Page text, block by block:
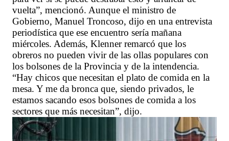
vuelta”, mencionó. Aunque el ministro de
Gobierno, Manuel Troncoso, dijo en una entrevista
periodística que ese encuentro sería mañana
miércoles. Además, Klenner remarcó que los
obreros no pueden vivir de las ollas populares con
los bolsones de la Provincia y de la intendencia.
“Hay chicos que necesitan el plato de comida en la
mesa. Y me da bronca que, siendo privados, le
estamos sacando esos bolsones de comida a los
sectores que más necesitan”, dijo.